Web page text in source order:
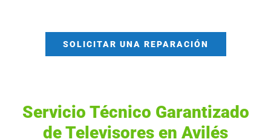
SOLICITAR UNA REPARACIÓN
Servicio Técnico Garantizado
de Televisores en Avilés